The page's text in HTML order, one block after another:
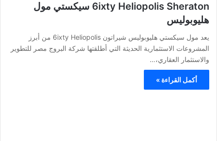
6ixty Heliopolis Sheraton سيكستي مول
هليوبوليس
يعد مول سيكستي هليوبوليس شيراتون 6ixty Heliopolis من أبرز
المشروعات الاستثمارية الحديثة التي أطلقتها شركة البروج مصر للتطوير
والاستثمار العقاري،…
أكمل القراءة »